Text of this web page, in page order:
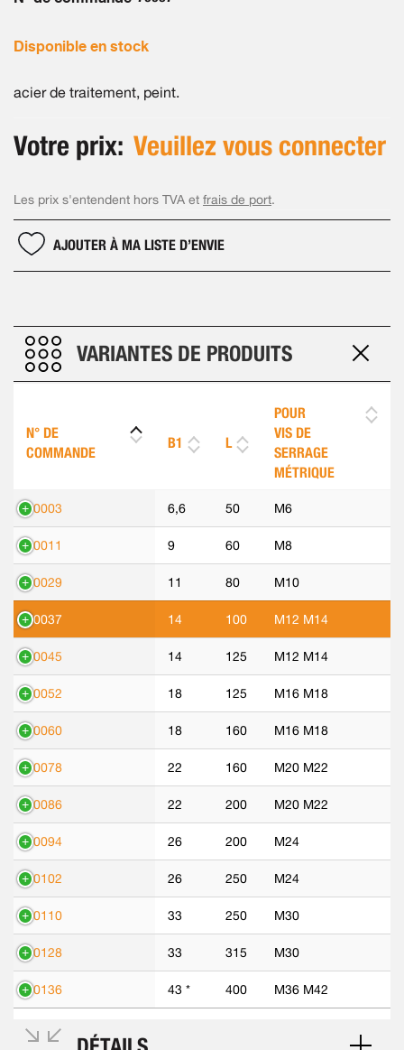
Disponible en stock
acier de traitement, peint.
Votre prix: Veuillez vous connecter
Les prix s'entendent hors TVA et frais de port.
AJOUTER À MA LISTE D’ENVIE
VARIANTES DE PRODUITS
N° DE
COMMANDE
B1 L
POUR
VIS DE
SERRAGE
MÉTRIQUE
70003 6,6 50 M6
70011 9 60 M8
70029 11 80 M10
70037 14 100 M12 M14
70045 14 125 M12 M14
70052 18 125 M16 M18
70060 18 160 M16 M18
70078 22 160 M20 M22
70086 22 200 M20 M22
70094 26 200 M24
70102 26 250 M24
70110 33 250 M30
70128 33 315 M30
70136 43 * 400 M36 M42